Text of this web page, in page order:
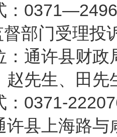
：
部门受理投
：通许县财政
赵先生、田先
：0371-
许县上海路